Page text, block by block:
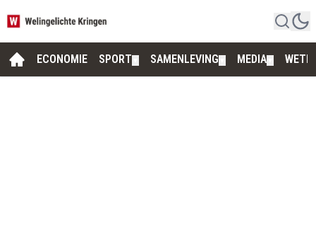
ECONOMIE SPORT SAMENLEVING MEDIA